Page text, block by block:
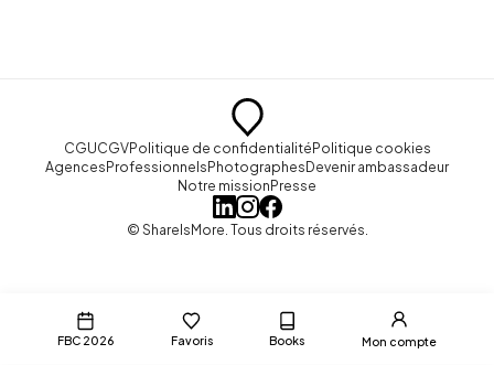
FBC 2026 Favoris Books Mon compte
CGUCGVPolitique de confidentialitéPolitique cookies
AgencesProfessionnelsPhotographesDevenir ambassadeur
Notre missionPresse
© ShareIsMore. Tous droits réservés.